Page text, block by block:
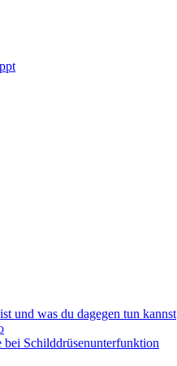
und was du dagegen tun kannst
Schilddrüsenunterfunktion